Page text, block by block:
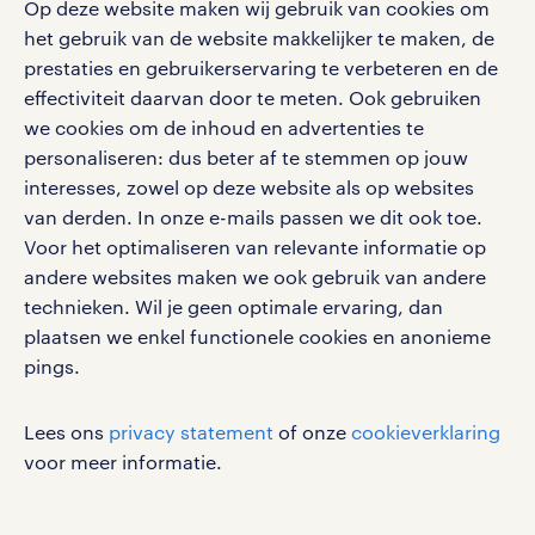
Op deze website maken wij gebruik van cookies om
het gebruik van de website makkelijker te maken, de
prestaties en gebruikerservaring te verbeteren en de
effectiviteit daarvan door te meten. Ook gebruiken
we cookies om de inhoud en advertenties te
personaliseren: dus beter af te stemmen op jouw
interesses, zowel op deze website als op websites
van derden. In onze e-mails passen we dit ook toe.
Voor het optimaliseren van relevante informatie op
andere websites maken we ook gebruik van andere
technieken. Wil je geen optimale ervaring, dan
plaatsen we enkel functionele cookies en anonieme
pings.
Lees ons privacy statement of onze cookieverklaring
voor meer informatie.
bruto-netto calculator
klachten en misstanden
Eenvoudig, snel en overal.
apple app store
google play store
social media
Volg ons voor de leukste content omtrent
vacatures, solliciteren en inspiratie.
werken bij randstad
gebruikersvoorwaarden